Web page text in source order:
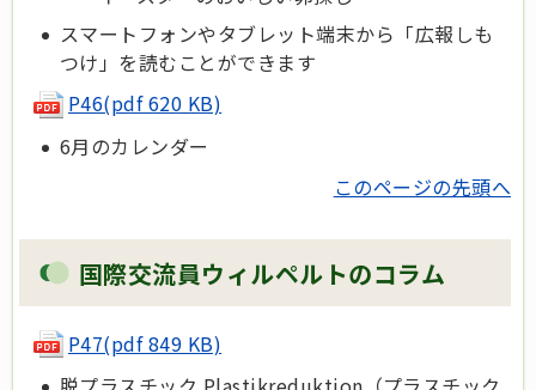
スマートフォンやタブレット端末から「広報しも
つけ」を読むことができます
P46(pdf 620 KB)
6月のカレンダー
このページの先頭へ
国際交流員ウィルペルトのコラム
P47(pdf 849 KB)